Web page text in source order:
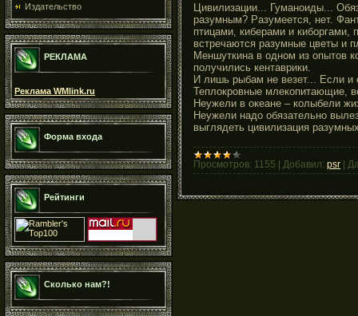
Издательство
РЕКЛАМА
Реклама WMlink.ru
Форма входа
Рейтинги
Сколько нам?!
Цивилизации... Гуманоиды...
разумным? Разумеется, нет.
птицами, киберами и
встречаются разумные цветы и
Меншуткина в одном из опытов
получились кентаврики.
И лишь рыбам не везет... Если и
Теплокровные млекопитающие,
Неужели в океане – колыбели
Неужели надо обязательно
выглядеть цивилизация
Просмотров: 1155 Добавил: psr